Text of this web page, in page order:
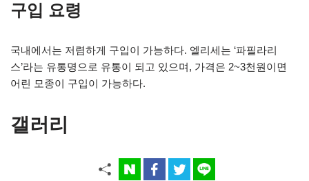
구입 요령
국내에서는 저렴하게 구입이 가능하다. 엘리세는 ‘파필라리
스’라는 유통명으로 유통이 되고 있으며, 가격은 2~3천원이면
어린 모종이 구입이 가능하다.
갤러리